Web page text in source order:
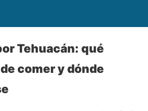
Tehuacán: qué
comer y dónde